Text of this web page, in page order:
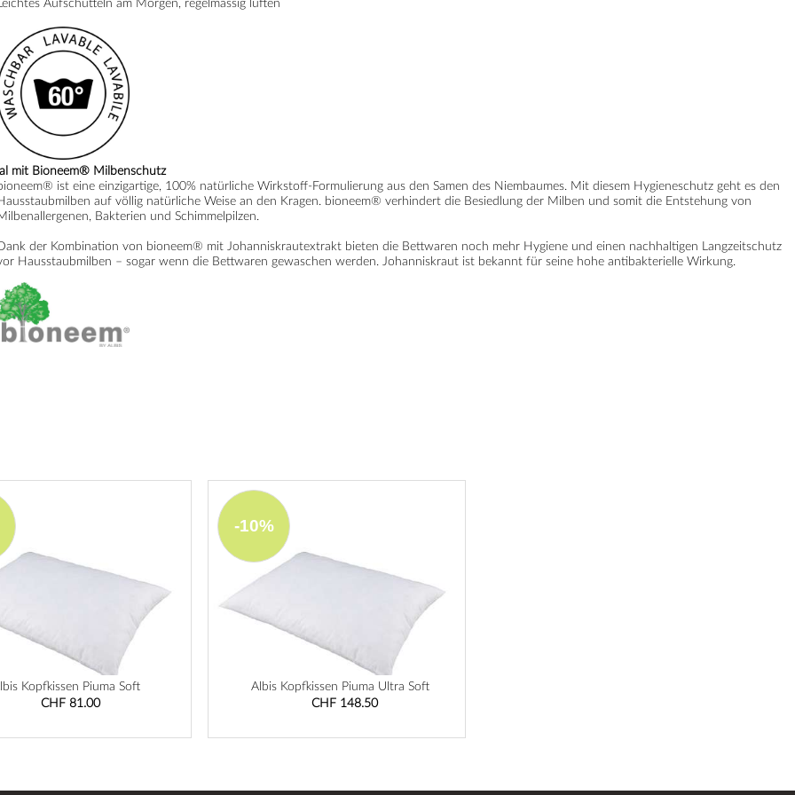
Leichtes Aufschütteln am Morgen, regelmässig lüften
mit Bioneem® Milbenschutz
ist eine einzigartige, 100% natürliche Wirkstoff-Formulierung aus den Samen des Niembaumes. Mit diesem Hygieneschutz geht es den
auf völlig natürliche Weise an den Kragen. bioneem® verhindert die Besiedlung der Milben und somit die Entstehung von
Bakterien und Schimmelpilzen.
der Kombination von bioneem® mit Johanniskrautextrakt bieten die Bettwaren noch mehr Hygiene und einen nachhaltigen Langzeitschutz
Hausstaubmilben – sogar wenn die Bettwaren gewaschen werden. Johanniskraut ist bekannt für seine hohe antibakterielle Wirkung.
Kopfkissen Piuma Soft
CHF 81.00
-10%
Albis Kopfkissen Piuma Ultra Soft
CHF 148.50